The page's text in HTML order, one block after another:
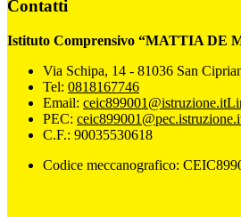
Contatti
Istituto Comprensivo “MATTIA DE
Via Schipa, 14 - 81036 San
Tel: 0818167746
Email: ceic899001@istruzione.it
PEC:
C.F.: 90035530618
Codice meccanografico: